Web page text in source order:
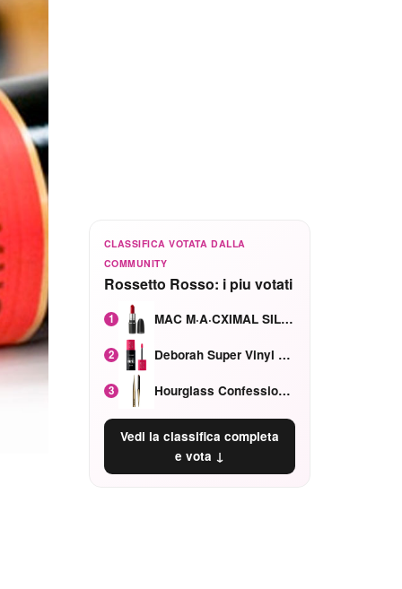
CLASSIFICA VOTATA DALLA
COMMUNITY
Rossetto Rosso: i piu votati
1 MAC M·A·CXIMAL SILKY MATTE Red Rock mat
2 Deborah Super Vinyl Shake Rosa Ciliegia
3 Hourglass Confession Ricaricabile Ultra Preciso Ad Alta Intensità Secretly Classic Red
Vedi la classifica completa
e vota ↓